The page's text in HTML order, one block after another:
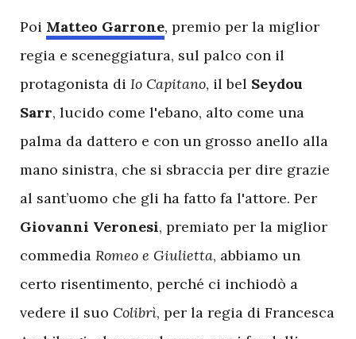
Poi Matteo Garrone, premio per la miglior
regia e sceneggiatura, sul palco con il
protagonista di Io Capitano, il bel Seydou
Sarr, lucido come l'ebano, alto come una
palma da dattero e con un grosso anello alla
mano sinistra, che si sbraccia per dire grazie
al sant’uomo che gli ha fatto fa l'attore. Per
Giovanni Veronesi, premiato per la miglior
commedia Romeo e Giulietta, abbiamo un
certo risentimento, perché ci inchiodò a
vedere il suo Colibrì, per la regia di Francesca